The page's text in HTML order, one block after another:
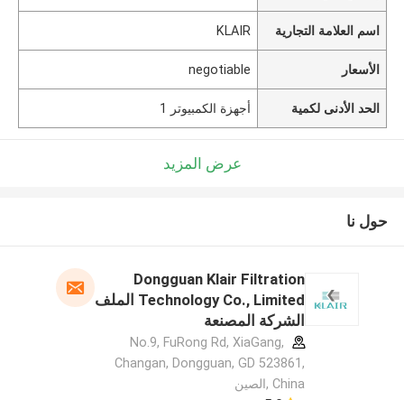
اسم العلامة التجارية KLAIR
الأسعار negotiable
الحد الأدنى لكمية أجهزة الكمبيوتر 1
عرض المزيد
حول نا
Dongguan Klair Filtration
Technology Co., Limited الملف
الشركة المصنعة
No.9, FuRong Rd, XiaGang,
Changan, Dongguan, GD 523861,
China ,الصين